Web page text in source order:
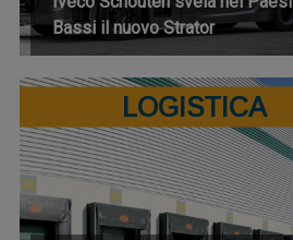
Bassi il nuovo Strator
LOGISTICA